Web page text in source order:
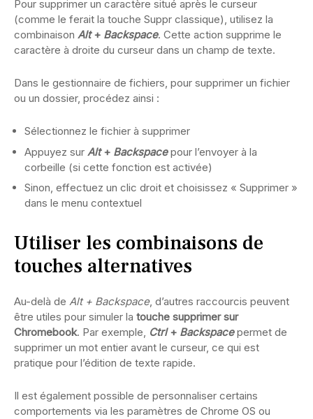
Pour supprimer un caractère situé après le curseur
(comme le ferait la touche Suppr classique), utilisez la
combinaison Alt+ Backspace. Cette action supprime le
caractère à droite du curseur dans un champ de texte.
Dans le gestionnaire de fichiers, pour supprimer un fichier
ou un dossier, procédez ainsi :
Sélectionnez le fichier à supprimer
Appuyez sur Alt+ Backspacepour l’envoyer à la
corbeille (si cette fonction est activée)
Sinon, effectuez un clic droit et choisissez « Supprimer »
dans le menu contextuel
Utiliser les combinaisons de
touches alternatives
Au-delà de Alt + Backspace, d’autres raccourcis peuvent
être utiles pour simuler la touche supprimer sur
Chromebook. Par exemple, Ctrl+ Backspacepermet de
supprimer un mot entier avant le curseur, ce qui est
pratique pour l’édition de texte rapide.
Il est également possible de personnaliser certains
comportements via les paramètres de Chrome OS ou